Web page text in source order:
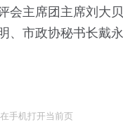
主席团主席刘大
市政协秘书长戴永
手机打开当前页